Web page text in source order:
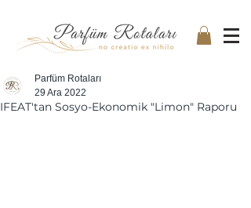
IFEAT'tan Sosyo-Ekonomik "Limon" Raporu
Parfüm Rotaları
29 Ara 2022